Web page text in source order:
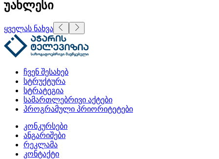
უახლესი
ყველას ნახვა
ჩვენ შესახებ
სტრუქტურა
სტრატეგია
სამართლებრივი აქტები
პროგრამული პრიორიტეტები
კონკურსები
ანგარიშები
რეკლამა
კონტაქტი